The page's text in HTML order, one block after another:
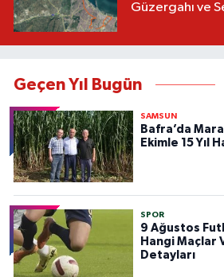
Güzergahı ve
Geçen Yıl Bugün
SAMSUN
Bafra’da
Ekimle 15 Yıl
SPOR
9 Ağustos
Hangi Maçlar
Detayları